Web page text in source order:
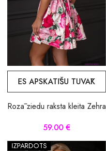
ES APSKATĪŠU TUVĀK
Rozā ziedu raksta kleita Zehra
59.00 €
IZPĀRDOTS